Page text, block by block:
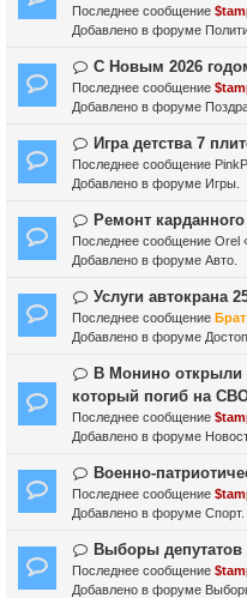
с
щ
е
Последнее сообщение
Добавлено в форуме
Н
о
в
е
с
о
б
щ
е
и
е
С Новым 2026
Последнее сообщение
Добавлено в форуме
Н
о
в
е
с
о
б
щ
е
и
Игра детства 7
Последнее сообщение
Добавлено в форуме Игры.
Н
о
в
е
с
о
б
е
Ремонт
Последнее сообщение Orel
Добавлено в форуме Авто.
Н
о
в
е
щ
е
Услуги автокрана
Последнее сообщение Брат
Добавлено в форуме
Н
с
щ
В Монино открыли
который погиб на
Последнее сообщение
Добавлено в форуме
Н
о
в
е
с
о
Военно-
Последнее сообщение
Добавлено в форуме Спорт.
Н
о
в
Выборы
Последнее сообщение
Добавлено в форуме